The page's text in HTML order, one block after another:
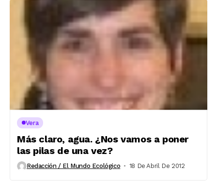
Vera
Más claro, agua. ¿Nos vamos a poner
las pilas de una vez?
Redacción / El Mundo Ecológico 18 De Abril De 2012